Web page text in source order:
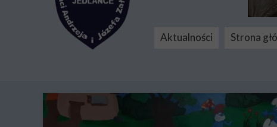
Aktualności Strona